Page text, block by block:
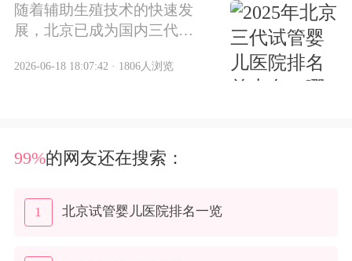
及实用建议。
随着辅助生殖技术的快速发
展，北京已成为国内三代试
2025年，根据临床妊娠率、
排名前十名单。
2026-06-18 18:07:42 · 1806人浏览
99%的网友还在搜索：
1 北京试管婴儿医院排名一览